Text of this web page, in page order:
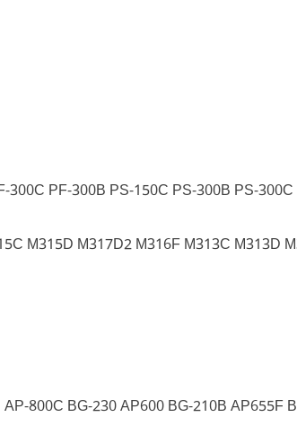
300C PF-300B PS-150C PS-300B PS-300C
M315D M317D2 M316F M313C M313D
800C BG-230 AP600 BG-210B AP655F